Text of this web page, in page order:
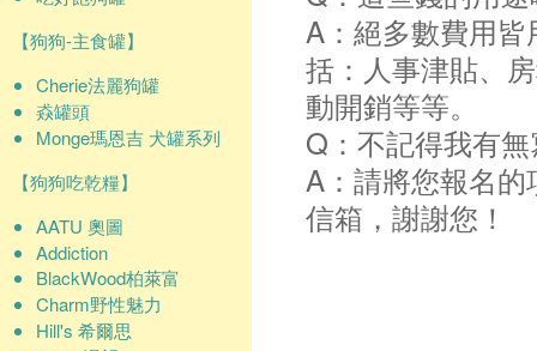
【狗狗-主食罐】
Cherie法麗狗罐
猋罐頭
Monge瑪恩吉 犬罐系列
【狗狗吃乾糧】
AATU 奧圖
Addiction
BlackWood柏萊富
Charm野性魅力
Hill's 希爾思
A：絕多數費用
括：人事津貼、
動開銷等等。
Q：不記得我有
A：請將您報名
信箱，謝謝您！